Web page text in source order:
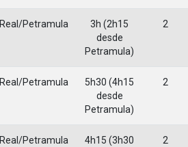
Real/Petramula
3h (2h15
desde
Petramula)
2
Real/Petramula
5h30 (4h15
desde
Petramula)
2
Real/Petramula
4h15 (3h30
2